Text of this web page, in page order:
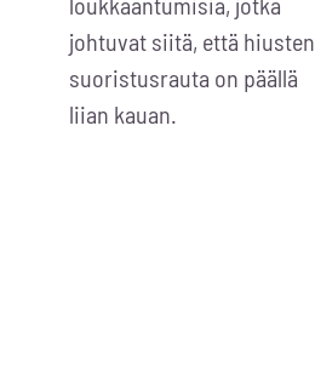
johtuvat siitä, että hiusten
suoristusrauta on päällä
liian kauan.